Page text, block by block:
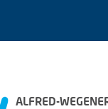
ALFRED-